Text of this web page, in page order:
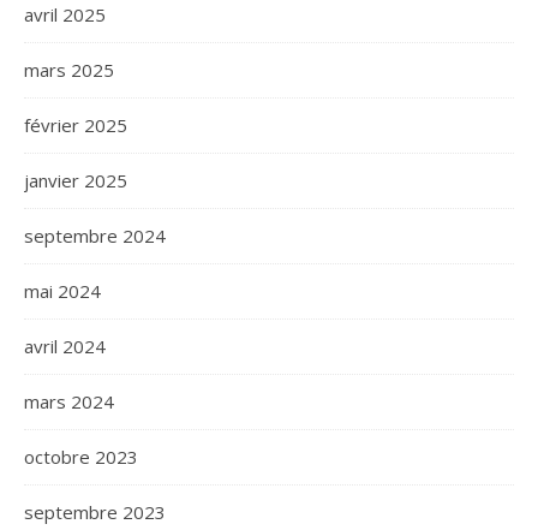
avril 2025
mars 2025
février 2025
janvier 2025
septembre 2024
mai 2024
avril 2024
mars 2024
octobre 2023
septembre 2023